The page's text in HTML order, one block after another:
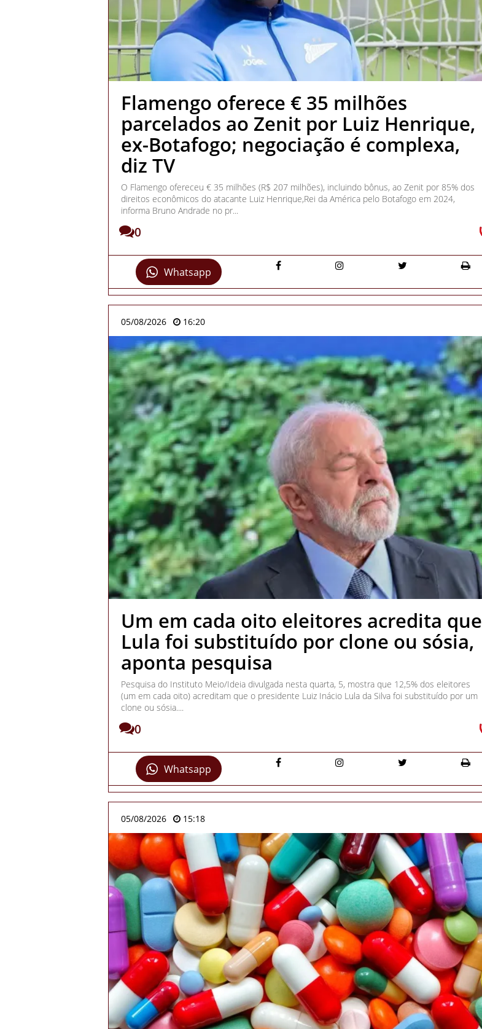
Flamengo oferece € 35 milhões
parcelados ao Zenit por Luiz Henrique,
ex-Botafogo; negociação é complexa,
diz TV
O Flamengo ofereceu € 35 milhões (R$ 207 milhões), incluindo bônus, ao Zenit por 85% dos
direitos econômicos do atacante Luiz Henrique,Rei da América pelo Botafogo em 2024,
informa Bruno Andrade no pr...
0
Whatsapp
05/08/2026 16:20
Um em cada oito eleitores acredita que
Lula foi substituído por clone ou sósia,
aponta pesquisa
Pesquisa do Instituto Meio/Ideia divulgada nesta quarta, 5, mostra que 12,5% dos eleitores
(um em cada oito) acreditam que o presidente Luiz Inácio Lula da Silva foi substituído por um
clone ou sósia....
0
Whatsapp
05/08/2026 15:18